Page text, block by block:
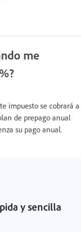
me
impuesto se cobrará a
de prepago anual
su pago anual.
y sencilla